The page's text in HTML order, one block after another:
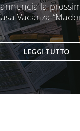
la
Vacanza
LEGGI TUTTO